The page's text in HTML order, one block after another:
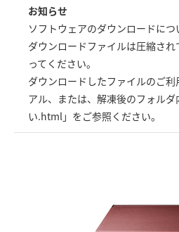
お知らせ
ソフトウェアのダウンロードにつ
ダウンロードファイルは圧縮さ
ってください。
ダウンロードしたファイルのご
アル、または、解凍後のフォル
い.html」をご参照ください。